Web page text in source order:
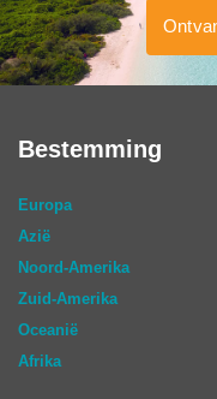
Bestemming
Europa
Azië
Noord-Amerika
Zuid-Amerika
Oceanië
Afrika